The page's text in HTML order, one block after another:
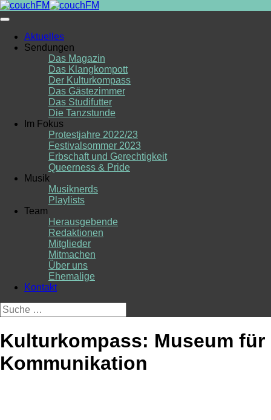
Skip
to
Aktuelles
Sendungen
Das Magazin
Das Klangkompott
Der Kulturkompass
Das Gästezimmer
Das Studifutter
Die Tanzstunde
Im Fokus
Protestjahre 2022/23
Festivalsommer 2023
Erbschaft und Gerechtigkeit
Queerness & Pride
Musik
Musiknerds
Playlists
Team
Herausgebende
Redaktionen
Mitglieder
Mitmachen
Über uns
Ehemalige
Kontakt
Suche
nach:
Kulturkompass: Museum für
Kommunikation